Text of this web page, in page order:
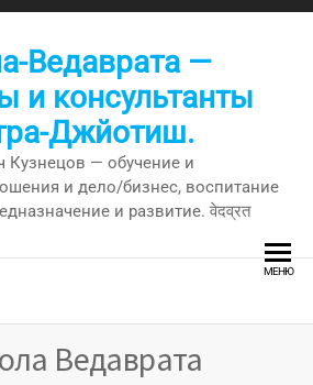
Ведаврата —
и консультанты
Джйотиш.
Кузнецов — обучение и
и дело/бизнес, воспитание
и развитие. वेदव्रत
МЕНЮ
Ведаврата